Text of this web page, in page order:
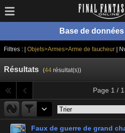
Base de
Filtres : | Objets>Armes>Arme de faucheur
Résultats (44résultat(s))
Page 1 / 1
Faux de guerre de grand